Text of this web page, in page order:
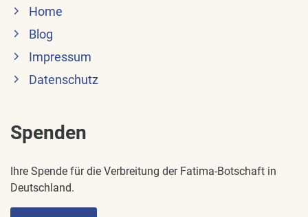
Home
Blog
Impressum
Datenschutz
Spenden
Ihre Spende für die Verbreitung der Fatima-Botschaft in
Deutschland.